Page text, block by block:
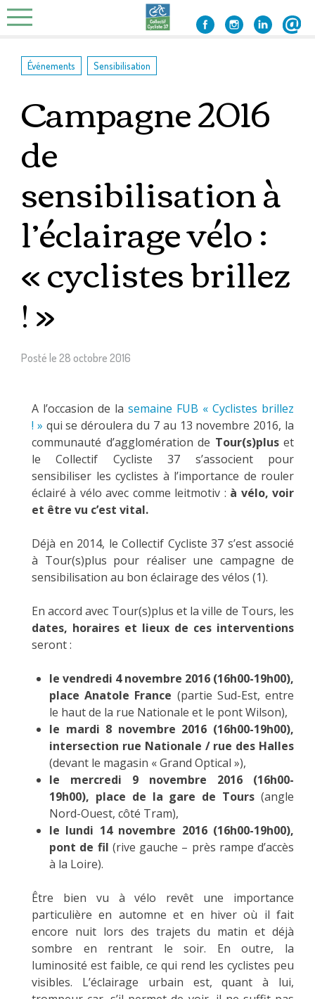
Skip
to
Événements Sensibilisation
Campagne 2016
de
sensibilisation à
l’éclairage vélo :
« cyclistes brillez
! »
Posté le 28 octobre 2016
A l’occasion de la semaine FUB « Cyclistes brillez
! » qui se déroulera du 7 au 13 novembre 2016, la
communauté d’agglomération de Tour(s)pluset
le Collectif Cycliste 37 s’associent pour
sensibiliser les cyclistes à l’importance de rouler
éclairé à vélo avec comme leitmotiv : à vélo, voir
et être vu c’est vital.
Déjà en 2014, le Collectif Cycliste 37 s’est associé
à Tour(s)plus pour réaliser une campagne de
sensibilisation au bon éclairage des vélos (1).
En accord avec Tour(s)plus et la ville de Tours, les
dates, horaires et lieux de ces interventions
seront :
le vendredi 4 novembre 2016 (16h00-19h00),
place Anatole France (partie Sud-Est, entre
le haut de la rue Nationale et le pont Wilson),
le mardi 8 novembre 2016 (16h00-19h00),
intersection rue Nationale / rue des Halles
(devant le magasin « Grand Optical »),
le mercredi 9 novembre 2016 (16h00-
19h00), place de la gare de Tours (angle
Nord-Ouest, côté Tram),
le lundi 14 novembre 2016 (16h00-19h00),
pont de fil (rive gauche – près rampe d’accès
à la Loire).
Être bien vu à vélo revêt une importance
particulière en automne et en hiver où il fait
encore nuit lors des trajets du matin et déjà
sombre en rentrant le soir. En outre, la
luminosité est faible, ce qui rend les cyclistes peu
visibles. L’éclairage urbain est, quant à lui,